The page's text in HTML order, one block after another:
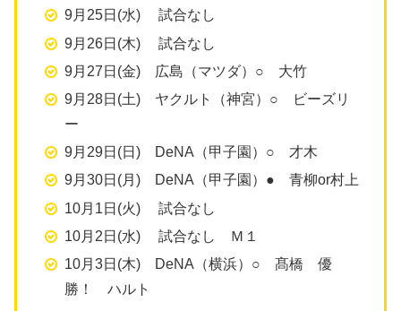
9月25日(水) 試合なし
9月26日(木) 試合なし
9月27日(金) 広島（マツダ）○ 大竹
9月28日(土) ヤクルト（神宮）○ ビーズリ
ー
9月29日(日) DeNA（甲子園）○ 才木
9月30日(月) DeNA（甲子園）● 青柳or村上
10月1日(火) 試合なし
10月2日(水) 試合なし Ｍ１
10月3日(木) DeNA（横浜）○ 髙橋 優
勝！ ハルト